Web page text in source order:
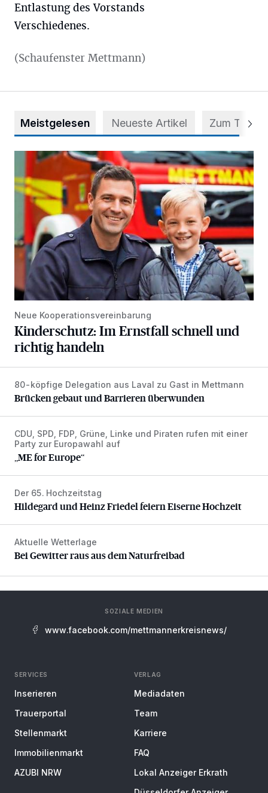
Entlastung des Vorstands
Verschiedenes.
(Schaufenster Mettmann)
Meistgelesen Neueste Artikel Zum Thema
Kinderschutz: Im Ernstfall schnell und richtig handeln
Neue Kooperationsvereinbarung
Kinderschutz: Im Ernstfall schnell und
richtig handeln
Brücken gebaut und Barrieren überwunden
80-köpfige Delegation aus Laval zu Gast in Mettmann
Brücken gebaut und Barrieren überwunden
„ME for Europe“
CDU, SPD, FDP, Grüne, Linke und Piraten rufen mit einer
Party zur Europawahl auf
„ME for Europe“
Hildegard und Heinz Friedel feiern Eiserne Hochzeit
Der 65. Hochzeitstag
Hildegard und Heinz Friedel feiern Eiserne Hochzeit
Bei Gewitter raus aus dem Naturfreibad
Aktuelle Wetterlage
Bei Gewitter raus aus dem Naturfreibad
SOZIALE MEDIEN
www.facebook.com/mettmannerkreisnews/
SERVICES
Inserieren
Trauerportal
Stellenmarkt
Immobilienmarkt
AZUBI NRW
VERLAG
Mediadaten
Team
Karriere
FAQ
Lokal Anzeiger Erkrath